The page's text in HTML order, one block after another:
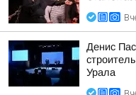
Денис
Урала